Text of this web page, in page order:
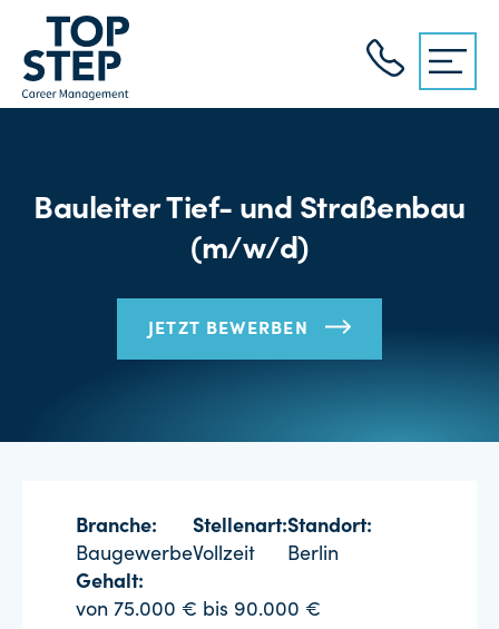
Bauleiter Tief- und Straßenbau
(m/w/d)
JETZT BEWERBEN
Branche:
Baugewerbe
Stellenart:
Vollzeit
Standort:
Berlin
Gehalt:
von 75.000 € bis 90.000 €